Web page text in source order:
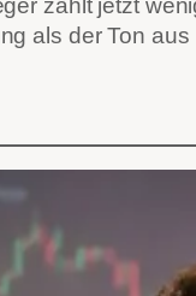
als der Ton aus